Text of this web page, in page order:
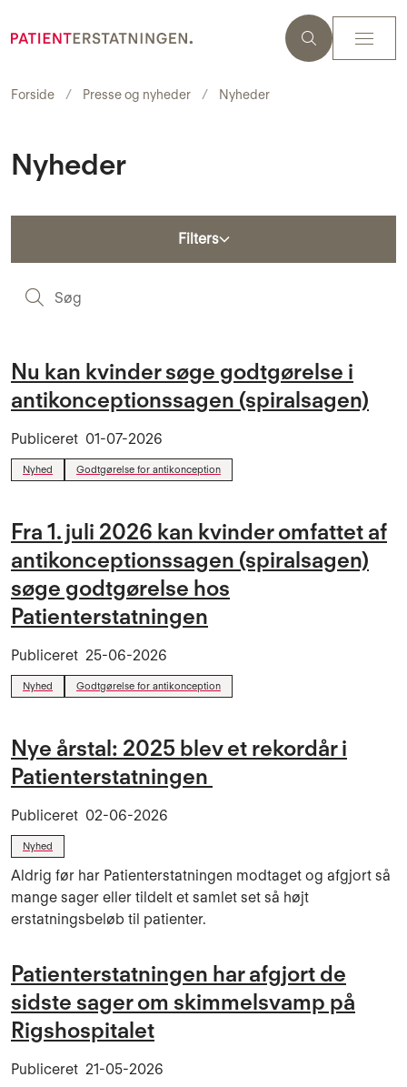
Forside Presse og nyheder Nyheder
Nyheder
Filters
Nu kan kvinder søge godtgørelse i
antikonceptionssagen (spiralsagen)
Publiceret 01-07-2026
Nyhed Godtgørelse for antikonception
Fra 1. juli 2026 kan kvinder omfattet af
antikonceptionssagen (spiralsagen)
søge godtgørelse hos
Patienterstatningen
Publiceret 25-06-2026
Nyhed Godtgørelse for antikonception
Nye årstal: 2025 blev et rekordår i
Patienterstatningen
Publiceret 02-06-2026
Nyhed
Aldrig før har Patienterstatningen modtaget og afgjort så
mange sager eller tildelt et samlet set så højt
erstatningsbeløb til patienter.
Patienterstatningen har afgjort de
sidste sager om skimmelsvamp på
Rigshospitalet
Publiceret 21-05-2026